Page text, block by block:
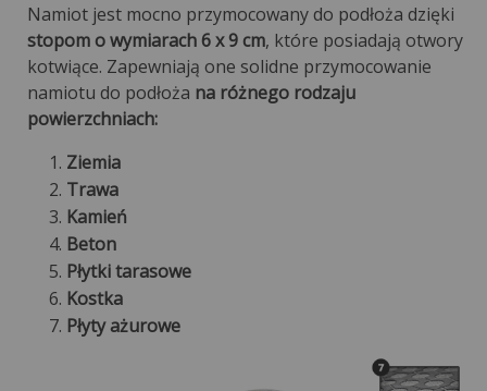
Namiot jest mocno przymocowany do podłoża dzięki
stopom o wymiarach 6 x 9 cm, które posiadają otwory
kotwiące. Zapewniają one solidne przymocowanie
namiotu do podłoża na różnego rodzaju
powierzchniach:
Ziemia
Trawa
Kamień
Beton
Płytki tarasowe
Kostka
Płyty ażurowe